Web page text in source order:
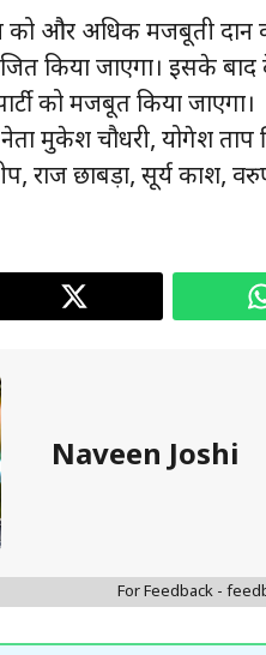
को और अधिक मजबूती
किया जाएगा। इसके बाद
को मजबूत किया जाएगा।
नेता मुकेश चौधरी, योगेश
राज छाबड़ा, सूर्य
Naveen Joshi
For Feedback -